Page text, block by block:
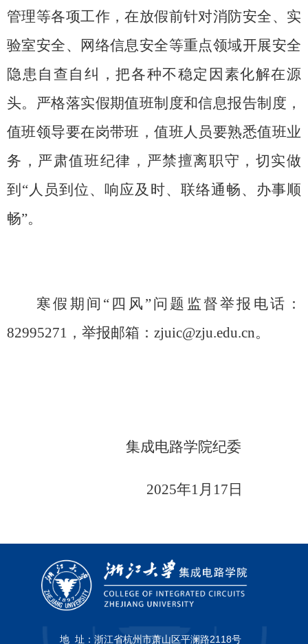
管理等各项工作，在放假前针对消防安全、实
验室安全、网络信息安全等重点领域开展安全
隐患自查自纠，把各种不稳定因素化解在源
头。严格落实假期值班制度和信息报告制度，
值班领导要在岗带班，值班人员要熟悉值班业
务，严肃值班纪律，严禁擅离职守，切实做
到“人员到位、响应及时、联络通畅、办事顺
畅”。
寒假期间“四风”问题监督举报电话：
82995271 ，举报邮箱： zjuic@zju.edu.cn。
集成电路学院纪委
2025年1月 17 日
地 址： 浙江省杭州市萧山区平澜路2118号